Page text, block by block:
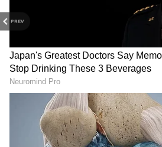
PREV
தமிழ்நாட்டின் நீலகிரி
ஊட்டி, ஒரு கிளாசிக்
மலை ரயிலில் ஒரு பயணம்,
வண்ணமயமான தாவரவியல்
ஒரு விசிட், அல்லது ஊட்டி
சவாரி என இந்த நகரம்
தப்பிக்க ஒரு